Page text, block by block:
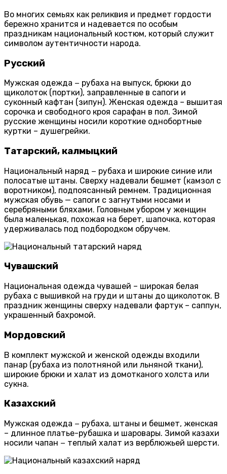
Во многих семьях как реликвия и предмет гордости
бережно хранится и надевается по особым
праздникам национальный костюм, который служит
символом аутентичности народа.
Русский
Мужская одежда − рубаха на выпуск, брюки до
щиколоток (портки), заправленные в сапоги и
суконный кафтан (зипун). Женская одежда – вышитая
сорочка и свободного кроя сарафан в пол. Зимой
русские женщины носили короткие однобортные
куртки – душегрейки.
Татарский, калмыцкий
Национальный наряд − рубаха и широкие синие или
полосатые штаны. Сверху надевали бешмет (камзол с
воротником), подпоясанный ремнем. Традиционная
мужская обувь — сапоги с загнутыми носами и
серебряными бляхами. Головным убором у женщин
была маленькая, похожая на берет, шапочка, которая
удерживалась под подбородком обручем.
Чувашский
Национальная одежда чувашей – широкая белая
рубаха с вышивкой на груди и штаны до щиколоток. В
праздник женщины сверху надевали фартук – саппун,
украшенный бахромой.
Мордовский
В комплект мужской и женской одежды входили
панар (рубаха из полотняной или льняной ткани),
широкие брюки и халат из домотканого холста или
сукна.
Казахский
Мужская одежда − рубаха, штаны и бешмет, женская
– длинное платье-рубашка и шаровары. Зимой казахи
носили чапан − теплый халат из верблюжьей шерсти.